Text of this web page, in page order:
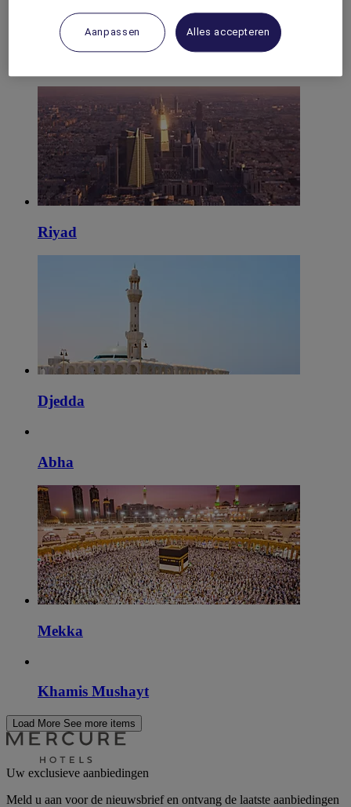
World
Middle East
Riyad
Djedda
Abha
Mekka
Khamis Mushayt
Load More See more items
Uw exclusieve aanbiedingen
Meld u aan voor de nieuwsbrief en ontvang de laatste aanbiedingen
Aanpassen Alles accepteren